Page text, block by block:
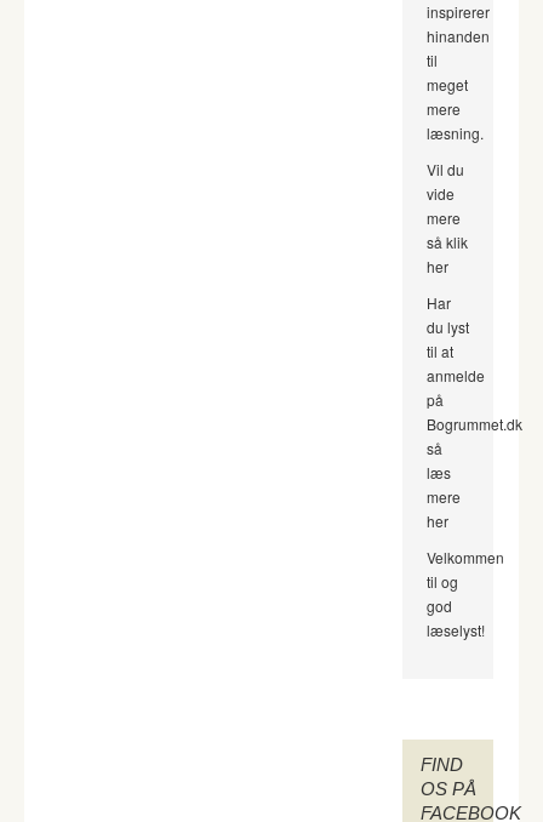
inspirerer
hinanden
til
meget
mere
læsning.
Vil du
vide
mere
så klik
her
Har
du lyst
til at
anmelde
på
Bogrummet.dk
så
læs
mere
her
Velkommen
til og
god
læselyst!
FIND
OS PÅ
FACEBOOK